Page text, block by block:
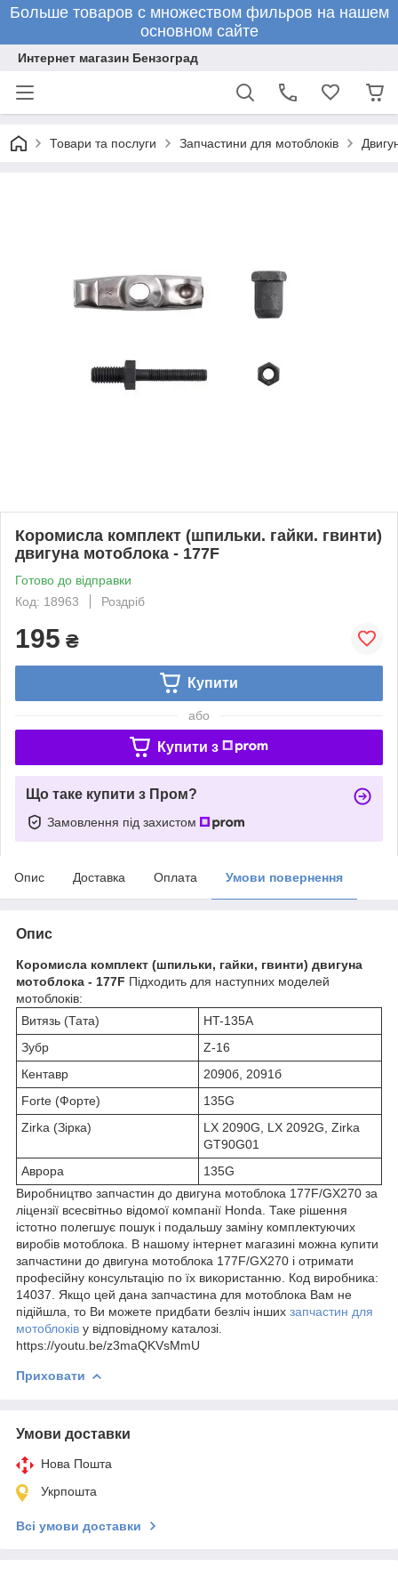
Больше товаров с множеством фильров на нашем
основном сайте
Интернет магазин Бензоград
Товари та послуги Запчастини для мотоблоків
Коромисла комплект (шпильки. гайки. гвинти)
двигуна мотоблока - 177F
Готово до відправки
Код: 18963
Роздріб
195 ₴
Купити
або
Купити з
Що таке купити з Пром?
Замовлення під захистом
Опис Доставка Оплата Умови повернення
Опис
Коромисла комплект (шпильки, гайки, гвинти) двигуна
мотоблока - 177F Підходить для наступних моделей
мотоблоків:
Витязь (Тата)
HT-135А
Зубр
Z-16
Кентавр
2090б, 2091б
Forte (Форте)
135G
Zirka (Зірка)
LX 2090G, LX 2092G, Zirka
GT90G01
Аврора
135G
Виробництво запчастин до двигуна мотоблока 177F/GX270 за
ліцензії всесвітньо відомої компанії Honda. Таке рішення
істотно полегшує пошук і подальшу заміну комплектуючих
виробів мотоблока. В нашому інтернет магазині можна купити
запчастини до двигуна мотоблока 177F/GX270 і отримати
професійну консультацію по їх використанню. Код виробника:
14037. Якщо цей дана запчастина для мотоблока Вам не
підійшла, то Ви можете придбати безліч інших запчастин для
мотоблоків у відповідному каталозі.
https://youtu.be/z3maQKVsMmU
Приховати
Умови доставки
Нова Пошта
Укрпошта
Всі умови доставки